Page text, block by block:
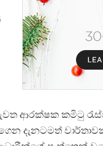
ආරක්ෂක කමිටු
දැනටමත්